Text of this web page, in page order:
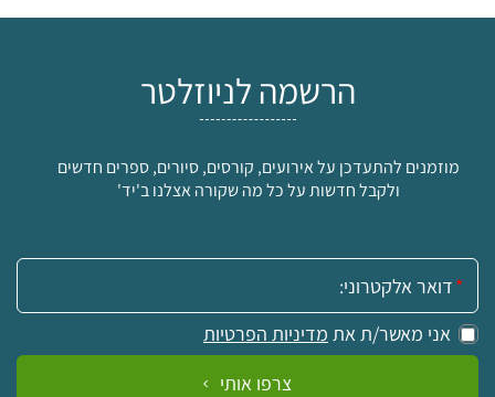
הרשמה לניוזלטר
מוזמנים להתעדכן על אירועים, קורסים, סיורים, ספרים חדשים
ולקבל חדשות על כל מה שקורה אצלנו ב'יד'
אימייל:
אני מאשר/ת את מדיניות הפרטיות
צרפו אותי